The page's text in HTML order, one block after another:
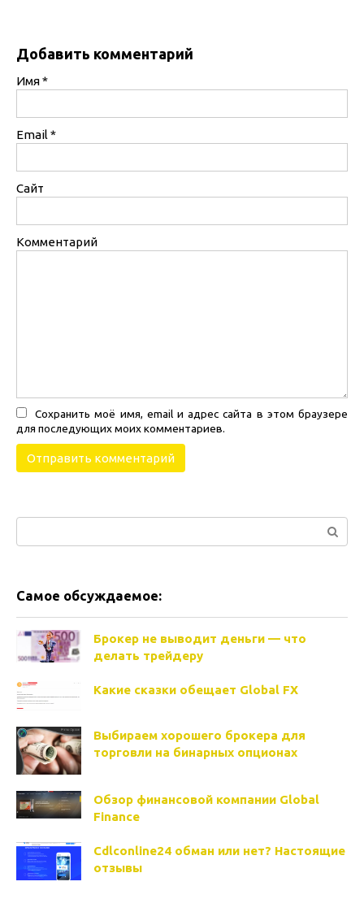
Добавить комментарий
Имя*
Email *
Сайт
Комментарий
Сохранить моё имя, email и адрес сайта в этом браузере
для последующих моих комментариев.
Самое обсуждаемое:
Брокер не выводит деньги — что
делать трейдеру
Какие сказки обещает Global FX
Выбираем хорошего брокера для
торговли на бинарных опционах
Обзор финансовой компании Global
Finance
Cdlconline24 обман или нет? Настоящие
отзывы